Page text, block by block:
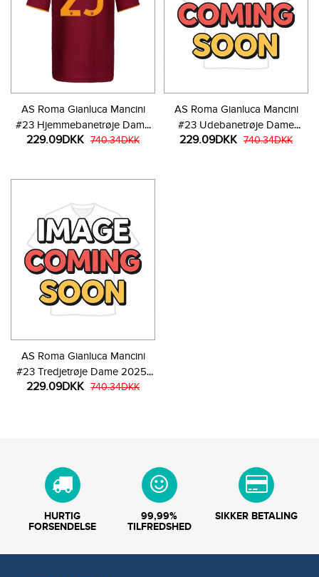
AS Roma Gianluca Mancini
#23 Hjemmebanetrøje Dame
2025-26 Kortærmet
229.09DKK 740.34DKK
AS Roma Gianluca Mancini
#23 Udebanetrøje Dame
2025-26 Kortærmet
229.09DKK 740.34DKK
AS Roma Gianluca Mancini
#23 Tredjetrøje Dame 2025-
26 Kortærmet
229.09DKK 740.34DKK
HURTIG
FORSENDELSE
99,99%
TILFREDSHED
SIKKER BETALING